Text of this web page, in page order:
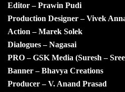
Editor – Prawin Pudi
Production Designer – Vivek
Action – Marek Solek
Dialogues – Nagasai
PRO – GSK Media (Suresh –
Banner – Bhavya Creations
Producer – V. Anand Prasad